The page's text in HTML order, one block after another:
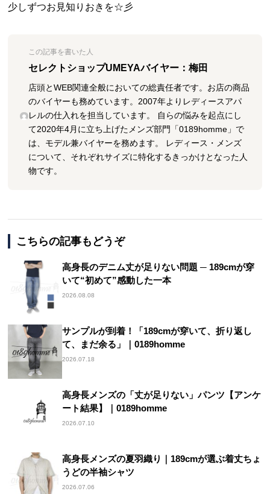
少しずつお見知りおきを☆彡
この記事を書いた人
セレクトショップUMEYAバイヤー：梅田
店頭とWEB関連全般においての総責任者です。お店の商品
のバイヤーも務めています。2007年よりレディースアパ
レルの仕入れを担当しています。 自らの悩みを起点にし
て2020年4月に立ち上げたメンズ部門「0189homme」で
は、モデル兼バイヤーを務めます。 レディース・メンズ
について、それぞれサイズに特化するきっかけとなった人
物です。
こちらの記事もどうぞ
高身長のデニム丈が足りない問題 ─ 189cmが穿
いて“初めて”感動した一本
2026.08.08
サンプルが到着！「189cmが穿いて、折り返し
て、まだ余る」｜0189homme
2026.07.18
高身長メンズの「丈が足りない」パンツ【アンケ
ート結果】｜0189homme
2026.07.10
高身長メンズの夏羽織り｜189cmが選ぶ着丈ちょ
うどの半袖シャツ
2026.07.06